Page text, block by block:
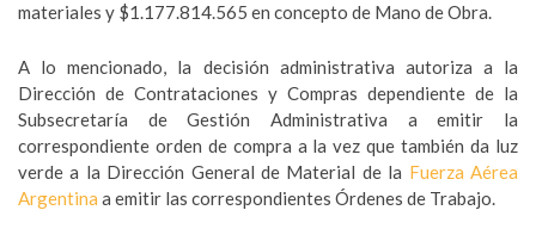
materiales y $1.177.814.565 en concepto de Mano de Obra.
A lo mencionado, la decisión administrativa autoriza a la
Dirección de Contrataciones y Compras dependiente de la
Subsecretaría de Gestión Administrativa a emitir la
correspondiente orden de compra a la vez que también da luz
verde a la Dirección General de Material de la Fuerza Aérea
Argentina a emitir las correspondientes Órdenes de Trabajo.